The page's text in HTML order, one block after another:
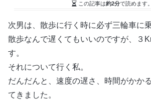
この記事は約2分で読めます。
次男は、散歩に行く時に必ず三輪車に
散歩なんで遅くてもいいのですが、３
す。
それについて行く私。
だんだんと、速度の遅さ、時間がかか
てきました。